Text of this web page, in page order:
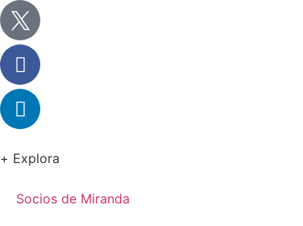
+ Explora
Socios de Miranda